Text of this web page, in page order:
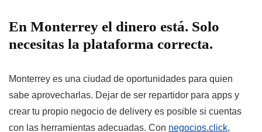
En Monterrey el dinero está. Solo
necesitas la plataforma correcta.
Monterrey es una ciudad de oportunidades para quien
sabe aprovecharlas. Dejar de ser repartidor para apps y
crear tu propio negocio de delivery es posible si cuentas
con las herramientas adecuadas. Con negocios.click,